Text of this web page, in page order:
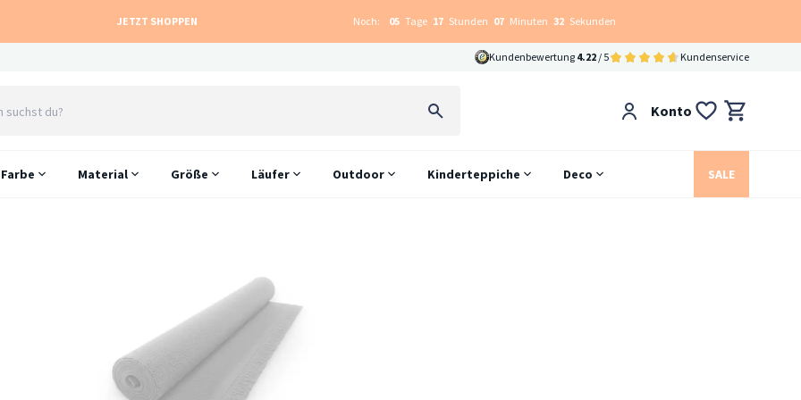
JETZT SHOPPEN Noch: 05 Tage 17 Stunden 07 Minuten 31 Sekunden
Kundenbewertung 4.22 / 5 Kundenservice
Konto
Farbe Material Größe Läufer Outdoor Kinderteppiche Deco SALE